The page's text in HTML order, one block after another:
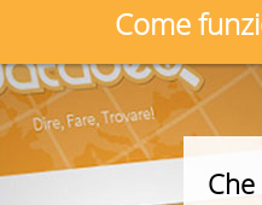
Come